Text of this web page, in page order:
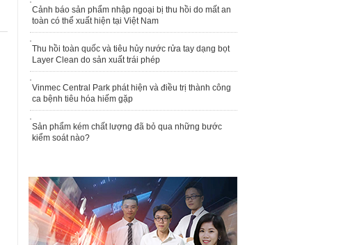
Cảnh báo sản phẩm nhập ngoại bị thu hồi do mất an
toàn có thể xuất hiện tại Việt Nam
Thu hồi toàn quốc và tiêu hủy nước rửa tay dạng bọt
Layer Clean do sản xuất trái phép
Vinmec Central Park phát hiện và điều trị thành công
ca bệnh tiêu hóa hiếm gặp
Sản phẩm kém chất lượng đã bỏ qua những bước
kiểm soát nào?